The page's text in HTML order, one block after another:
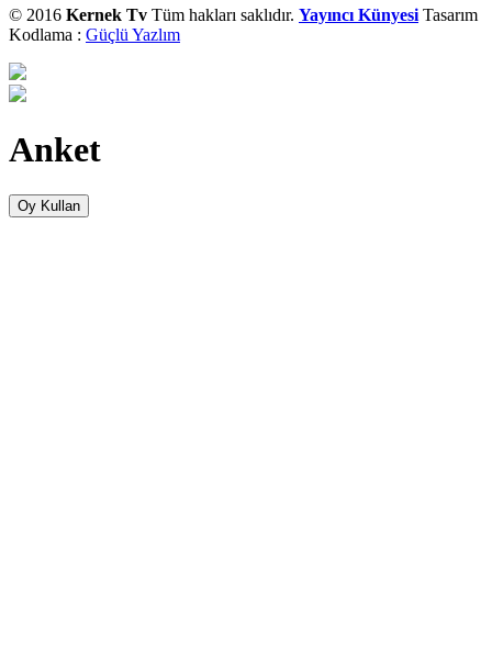
© 2016 Kernek Tv Tüm hakları saklıdır. Yayıncı Künyesi Tasarım
Kodlama : Güçlü Yazlım
Anket